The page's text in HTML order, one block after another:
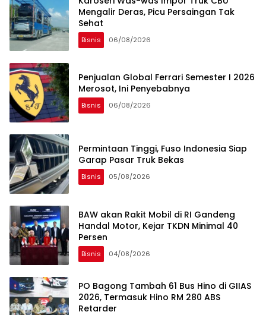
Mengalir Deras, Picu Persaingan Tak
Sehat
Bisnis 06/08/2026
Penjualan Global Ferrari Semester I 2026
Merosot, Ini Penyebabnya
Bisnis 06/08/2026
Permintaan Tinggi, Fuso Indonesia Siap
Garap Pasar Truk Bekas
Bisnis 05/08/2026
BAW akan Rakit Mobil di RI Gandeng
Handal Motor, Kejar TKDN Minimal 40
Persen
Bisnis 04/08/2026
PO Bagong Tambah 61 Bus Hino di GIIAS
2026, Termasuk Hino RM 280 ABS
Retarder